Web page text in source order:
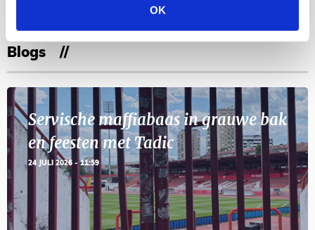
OK
Blogs
Servische maffiabaas in grauwe bak
en feesten met Tadic
24 JULI 2026 - 11:59